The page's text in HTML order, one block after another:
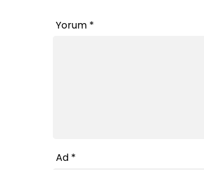
Yorum *
Ad *